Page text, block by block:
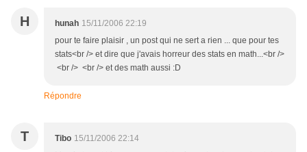
H hunah 15/11/2006 22:19
pour te faire plaisir , un post qui ne sert a rien ... que pour tes
stats<br /> et dire que j'avais horreur des stats en math...<br />
<br /> <br /> et des math aussi :D
Répondre
T Tibo 15/11/2006 22:14